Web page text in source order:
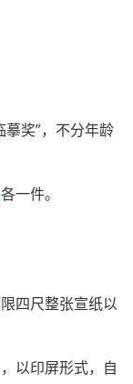
奖”，不分年龄
各一件。
四尺整张宣纸以
以印屏形式，自